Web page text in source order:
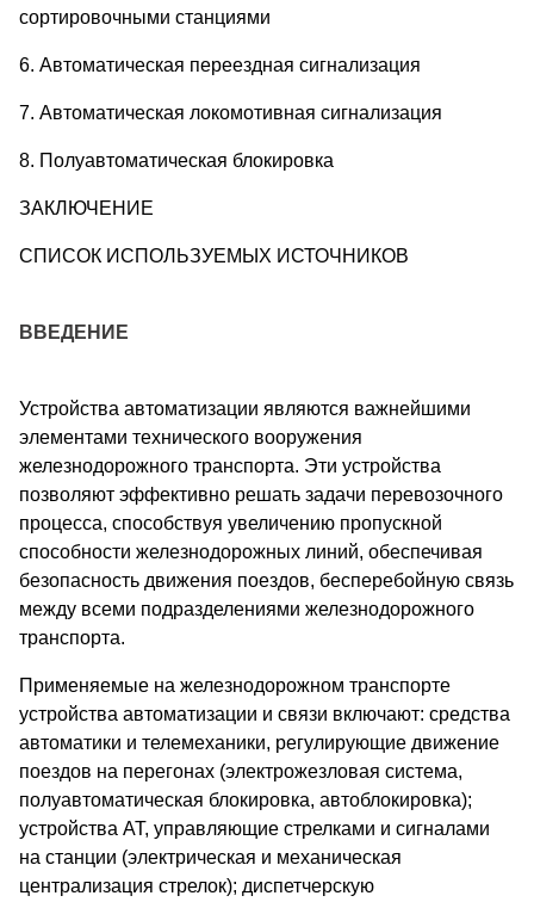
сортировочными станциями
6. Автоматическая переездная сигнализация
7. Автоматическая локомотивная сигнализация
8. Полуавтоматическая блокировка
ЗАКЛЮЧЕНИЕ
СПИСОК ИСПОЛЬЗУЕМЫХ ИСТОЧНИКОВ
ВВЕДЕНИЕ
Устройства автоматизации являются важнейшими
элементами технического вооружения
железнодорожного транспорта. Эти устройства
позволяют эффективно решать задачи перевозочного
процесса, способствуя увеличению пропускной
способности железнодорожных линий, обеспечивая
безопасность движения поездов, бесперебойную связь
между всеми подразделениями железнодорожного
транспорта.
Применяемые на железнодорожном транспорте
устройства автоматизации и связи включают: средства
автоматики и телемеханики, регулирующие движение
поездов на перегонах (электрожезловая система,
полуавтоматическая блокировка, автоблокировка);
устройства АТ, управляющие стрелками и сигналами
на станции (электрическая и механическая
централизация стрелок); диспетчерскую